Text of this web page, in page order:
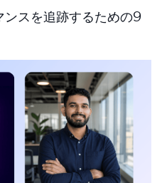
スを追跡するための9